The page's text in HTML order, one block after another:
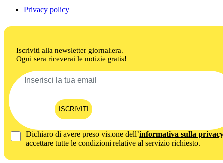
Privacy policy
Iscriviti alla newsletter giornaliera.
Ogni sera riceverai le notizie gratis!
ISCRIVITI
Dichiaro di avere preso visione dell’informativa sulla privacy
accettare tutte le condizioni relative al servizio richiesto.